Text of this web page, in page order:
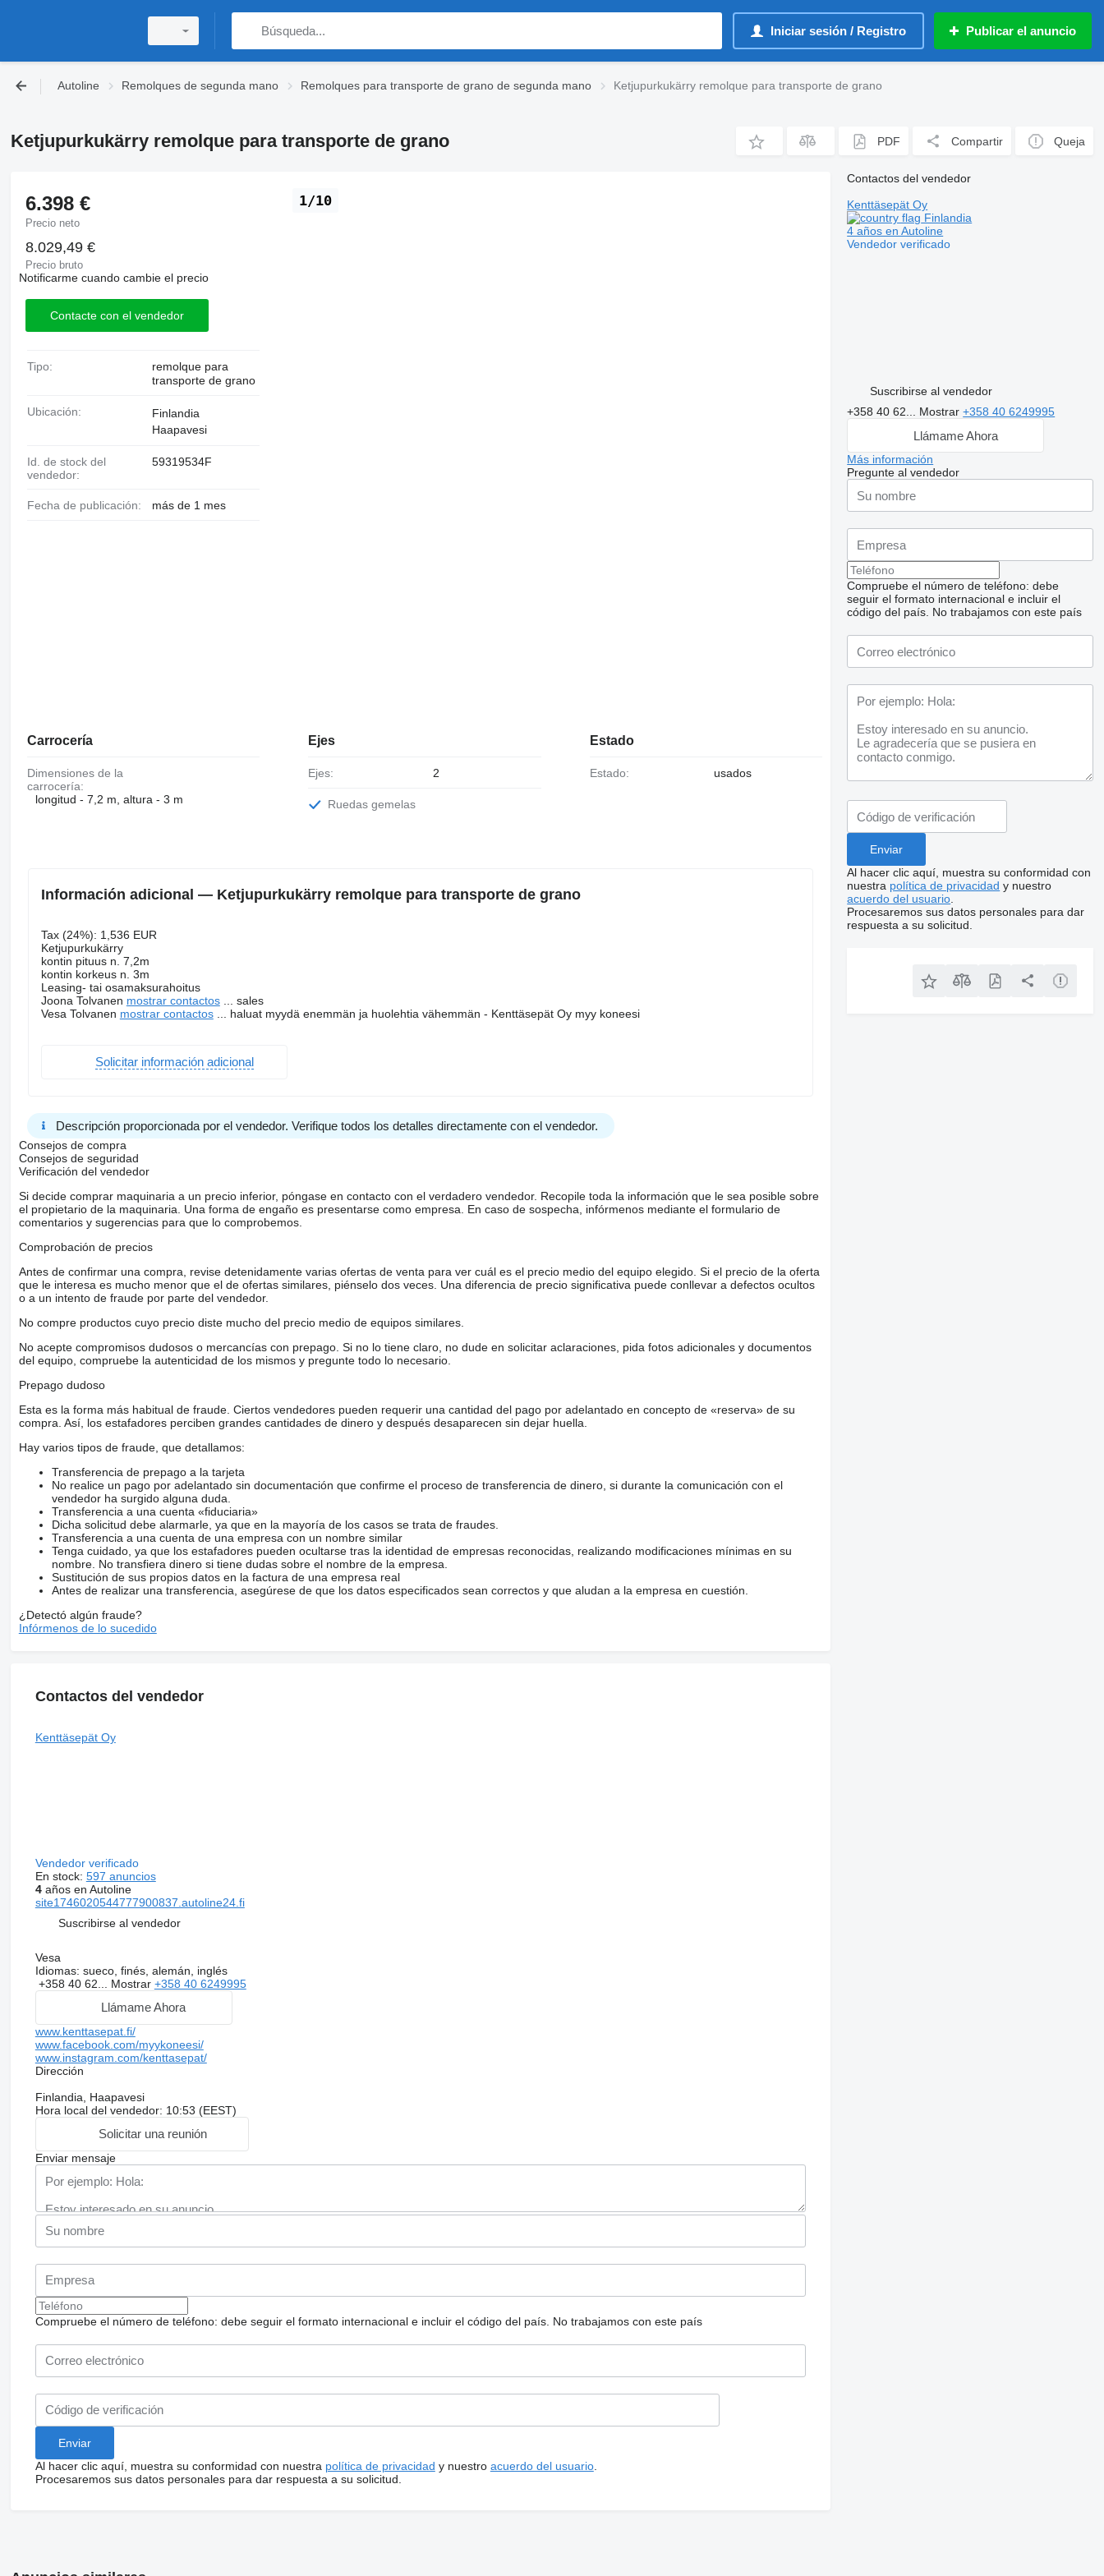
Iniciar sesión / Registro Publicar el anuncio
Autoline Remolques de segunda mano Remolques para transporte de grano de segunda mano Ketjupurkukärry remolque para transporte de grano
Ketjupurkukärry remolque para transporte de grano PDF Compartir Queja
1/10
6.398 €
Precio neto
8.029,49 €
Precio bruto
Notificarme cuando cambie el precio
Contacte con el vendedor
Tipo:
remolque para
transporte de grano
Ubicación:
Finlandia
Haapavesi
Id. de stock del
vendedor:
59319534F
Fecha de publicación: más de 1 mes
Carrocería
Dimensiones de la
carrocería:
longitud - 7,2 m, altura - 3 m
Ejes
Ejes: 2
Ruedas gemelas
Estado
Estado: usados
Información adicional — Ketjupurkukärry remolque para transporte de grano
Tax (24%): 1,536 EUR
Ketjupurkukärry
kontin pituus n. 7,2m
kontin korkeus n. 3m
Leasing- tai osamaksurahoitus
Joona Tolvanen mostrar contactos... sales
Vesa Tolvanen mostrar contactos... haluat myydä enemmän ja huolehtia vähemmän - Kenttäsepät Oy myy koneesi
Solicitar información adicional
Descripción proporcionada por el vendedor. Verifique todos los detalles directamente con el vendedor.
Consejos de compra
Consejos de seguridad
Verificación del vendedor
Si decide comprar maquinaria a un precio inferior, póngase en contacto con el verdadero vendedor. Recopile toda la información que le sea posible sobre
el propietario de la maquinaria. Una forma de engaño es presentarse como empresa. En caso de sospecha, infórmenos mediante el formulario de
comentarios y sugerencias para que lo comprobemos.
Comprobación de precios
Antes de confirmar una compra, revise detenidamente varias ofertas de venta para ver cuál es el precio medio del equipo elegido. Si el precio de la oferta
que le interesa es mucho menor que el de ofertas similares, piénselo dos veces. Una diferencia de precio significativa puede conllevar a defectos ocultos
o a un intento de fraude por parte del vendedor.
No compre productos cuyo precio diste mucho del precio medio de equipos similares.
No acepte compromisos dudosos o mercancías con prepago. Si no lo tiene claro, no dude en solicitar aclaraciones, pida fotos adicionales y documentos
del equipo, compruebe la autenticidad de los mismos y pregunte todo lo necesario.
Prepago dudoso
Esta es la forma más habitual de fraude. Ciertos vendedores pueden requerir una cantidad del pago por adelantado en concepto de «reserva» de su
compra. Así, los estafadores perciben grandes cantidades de dinero y después desaparecen sin dejar huella.
Hay varios tipos de fraude, que detallamos:
Transferencia de prepago a la tarjeta
No realice un pago por adelantado sin documentación que confirme el proceso de transferencia de dinero, si durante la comunicación con el
vendedor ha surgido alguna duda.
Transferencia a una cuenta «fiduciaria»
Dicha solicitud debe alarmarle, ya que en la mayoría de los casos se trata de fraudes.
Transferencia a una cuenta de una empresa con un nombre similar
Tenga cuidado, ya que los estafadores pueden ocultarse tras la identidad de empresas reconocidas, realizando modificaciones mínimas en su
nombre. No transfiera dinero si tiene dudas sobre el nombre de la empresa.
Sustitución de sus propios datos en la factura de una empresa real
Antes de realizar una transferencia, asegúrese de que los datos especificados sean correctos y que aludan a la empresa en cuestión.
¿Detectó algún fraude?
Infórmenos de lo sucedido
Contactos del vendedor
Kenttäsepät Oy
Vendedor verificado
En stock: 597 anuncios
4años en Autoline
site1746020544777900837.autoline24.fi
Suscribirse al vendedor
Vesa
Idiomas: sueco, finés, alemán, inglés
+358 40 62... Mostrar +358 40 6249995
Llámame Ahora
www.kenttasepat.fi/
www.facebook.com/myykoneesi/
www.instagram.com/kenttasepat/
Dirección
Finlandia, Haapavesi
Hora local del vendedor: 10:53 (EEST)
Solicitar una reunión
Enviar mensaje
Compruebe el número de teléfono: debe seguir el formato internacional e incluir el código del país. No trabajamos con este país
Al hacer clic aquí, muestra su conformidad con nuestra política de privacidad y nuestro acuerdo del usuario.
Procesaremos sus datos personales para dar respuesta a su solicitud.
Contactos del vendedor
Kenttäsepät Oy
Finlandia
4 años en Autoline
Vendedor verificado
Suscribirse al vendedor
+358 40 62... Mostrar+358 40 6249995
Llámame Ahora
Más información
Pregunte al vendedor
Compruebe el número de teléfono: debe
seguir el formato internacional e incluir el
código del país. No trabajamos con este país
Al hacer clic aquí, muestra su conformidad con
nuestra política de privacidad y nuestro
acuerdo del usuario
Procesaremos sus datos personales para dar
respuesta a su solicitud.